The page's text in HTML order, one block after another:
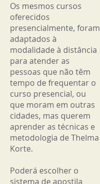
Os mesmos cursos
oferecidos
presencialmente, foram
adaptados à
modalidade à distância
para atender as
pessoas que não têm
tempo de frequentar o
curso presencial, ou
que moram em outras
cidades, mas querem
aprender as técnicas e
metodologia de Thelma
Korte.
Poderá escolher o
sistema de apostila